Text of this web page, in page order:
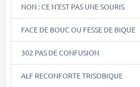
NON : CE N'EST PAS UNE SOURIS
FACE DE BOUC OU FESSE DE BIQUE
302 PAS DE CONFUSION
ALF RECONFORTE TRISOBIQUE